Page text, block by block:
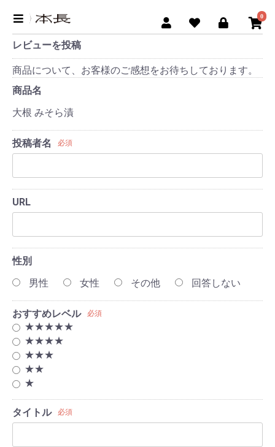
0
レビューを投稿
商品について、お客様のご感想をお待ちしております。
商品名
大根 みそら漬
投稿者名 必須
URL
性別
男性
女性 その他 回答しない
おすすめレベル 必須
★★★★★
★★★★
★★★
★★
★
タイトル 必須